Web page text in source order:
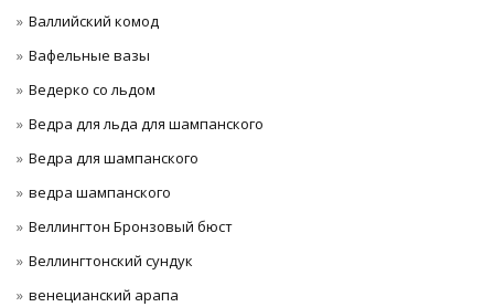
Валлийский комод
Вафельные вазы
Ведерко со льдом
Ведра для льда для шампанского
Ведра для шампанского
ведра шампанского
Веллингтон Бронзовый бюст
Веллингтонский сундук
венецианский арапа